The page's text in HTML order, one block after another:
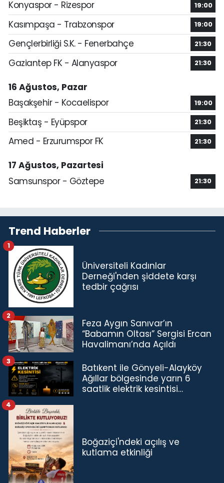
Konyaspor - Rizespor 19:00
Kasımpaşa - Trabzonspor 19:00
Gençlerbirliği S.K. - Fenerbahçe 21:30
Gaziantep FK - Alanyaspor 21:30
16 Ağustos, Pazar
Başakşehir - Kocaelispor
19:00
Beşiktaş - Eyüpspor 21:30
Amed - Erzurumspor FK 21:30
17 Ağustos, Pazartesi
Samsunspor - Göztepe
21:30
Trend Haberler
Üniversiteli Kadınlar
Derneği'nden şiddete karşı
tedbir çağrısı
1
Feza Aygın Sanıvar’ın
“Babamın Oltası” Sergisi Ercan
Havalimanı’nda Açıldı
2
Batıkent ile Gönyeli-Alayköy
Ağıllar bölgesinde yarın 6
saatlik elektrik kesintisi…
3
Boğaziçi'ndeki açılış ve
kutlama etkinliği
4